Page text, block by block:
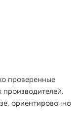
проверенные
ориентировочно